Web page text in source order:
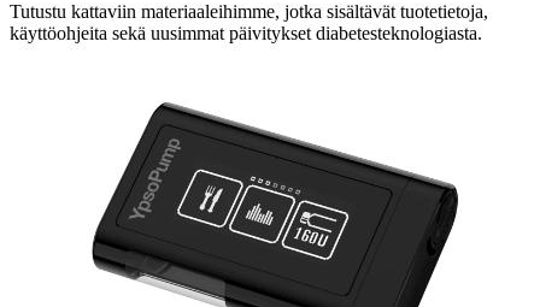
Tutustu kattaviin materiaaleihimme, jotka sisältävät tuotetietoja,
käyttöohjeita sekä uusimmat päivitykset diabetesteknologiasta.